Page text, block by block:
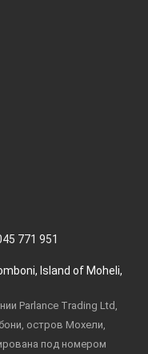
771 951
Island of Moheli,
Parlance Trading Ltd,
остров Мохели,
под номером